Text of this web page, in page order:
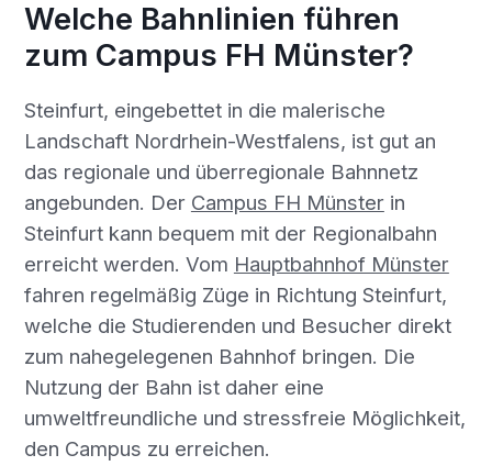
Welche Bahnlinien führen
zum Campus FH Münster?
Steinfurt, eingebettet in die malerische
Landschaft Nordrhein-Westfalens, ist gut an
das regionale und überregionale Bahnnetz
angebunden. Der Campus FH Münsterin
Steinfurt kann bequem mit der Regionalbahn
erreicht werden. Vom Hauptbahnhof Münster
fahren regelmäßig Züge in Richtung Steinfurt,
welche die Studierenden und Besucher direkt
zum nahegelegenen Bahnhof bringen. Die
Nutzung der Bahn ist daher eine
umweltfreundliche und stressfreie Möglichkeit,
den Campus zu erreichen.